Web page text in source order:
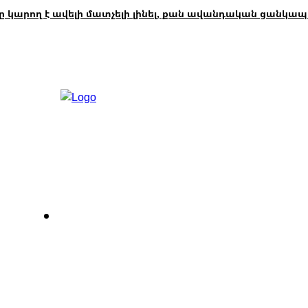
է ավելի մատչելի լինել, քան ավանդական